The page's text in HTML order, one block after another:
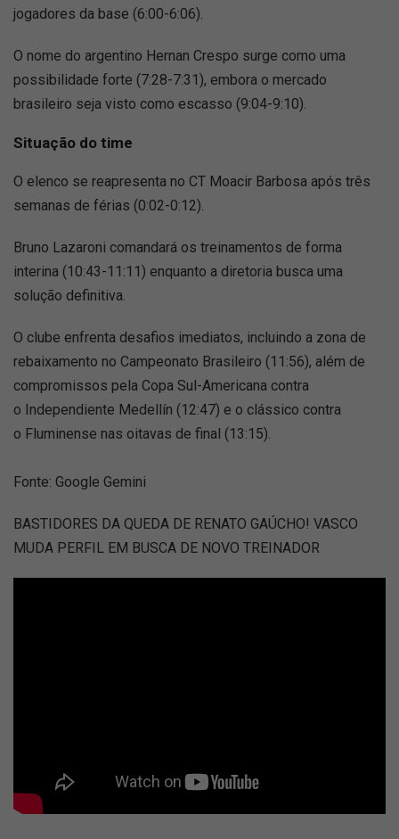
jogadores da base (6:00-6:06).
O nome do argentino Hernan Crespo surge como uma
possibilidade forte (7:28-7:31), embora o mercado
brasileiro seja visto como escasso (9:04-9:10).
Situação do time
O elenco se reapresenta no CT Moacir Barbosa após três
semanas de férias (0:02-0:12).
Bruno Lazaroni comandará os treinamentos de forma
interina (10:43-11:11) enquanto a diretoria busca uma
solução definitiva.
O clube enfrenta desafios imediatos, incluindo a zona de
rebaixamento no Campeonato Brasileiro (11:56), além de
compromissos pela Copa Sul-Americana contra
o Independiente Medellín (12:47) e o clássico contra
o Fluminense nas oitavas de final (13:15).
Fonte: Google Gemini
BASTIDORES DA QUEDA DE RENATO GAÚCHO! VASCO
MUDA PERFIL EM BUSCA DE NOVO TREINADOR